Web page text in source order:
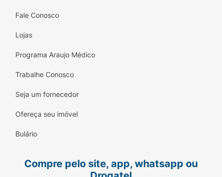
Fale Conosco
Lojas
Programa Araujo Médico
Trabalhe Conosco
Seja um fornecedor
Ofereça seu imóvel
Bulário
Compre pelo site, app, whatsapp ou